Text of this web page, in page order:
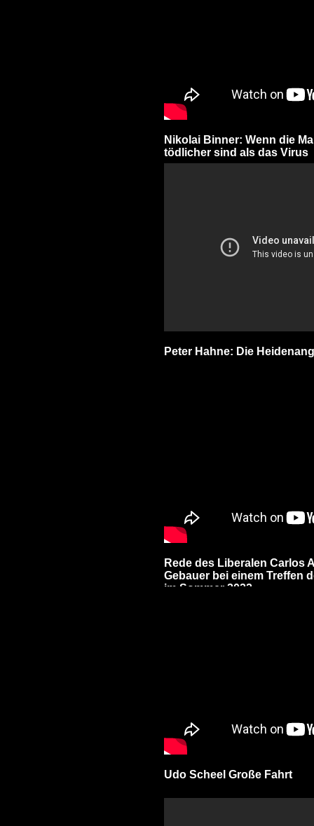
Nikolai Binner: Wenn die
tödlicher sind als das Virus
Peter Hahne: Die
Rede des Liberalen Carlos
Gebauer bei einem Treffen
im Sommer 2022.
Udo Scheel Große Fahrt